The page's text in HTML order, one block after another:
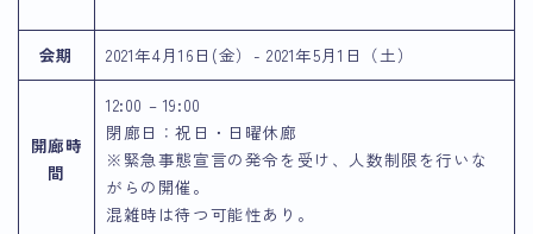
会期 2021年4月16日(金）- 2021年5月1日（土）
開廊時
間
12:00 – 19:00
閉廊日：祝日・日曜休廊
※緊急事態宣言の発令を受け、人数制限を行いな
がらの開催。
混雑時は待つ可能性あり。